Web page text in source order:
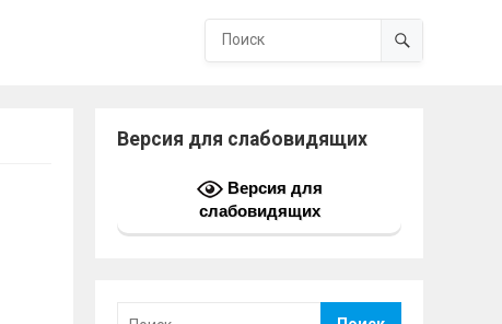
Версия для слабовидящих
Версия для
слабовидящих